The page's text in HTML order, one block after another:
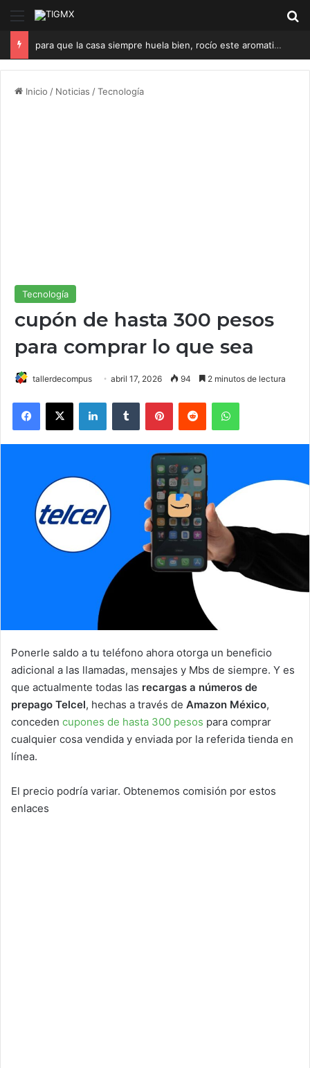
Menú
para que la casa siempre huela bien, rocío este aromatizante casero sobre las cortinas
Inicio / Noticias /Tecnología
Tecnología
cupón de hasta 300 pesos
para comprar lo que sea
tallerdecompus abril 17, 2026 94 2 minutos de lectura
Ponerle saldo a tu teléfono ahora otorga un beneficio
adicional a las llamadas, mensajes y Mbs de siempre. Y es
que actualmente todas las recargas a números de
prepago Telcel, hechas a través de Amazon México,
conceden cupones de hasta 300 pesos para comprar
cualquier cosa vendida y enviada por la referida tienda en
línea.
El precio podría variar. Obtenemos comisión por estos
enlaces